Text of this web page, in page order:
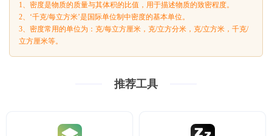
1、密度是物质的质量与其体积的比值，用于描述物质的致密程度。
2、‘千克/每立方米’是国际单位制中密度的基本单位。
3、密度常用的单位为：克/每立方厘米，克/立方分米，克/立方米，千克/
立方厘米等。
推荐工具